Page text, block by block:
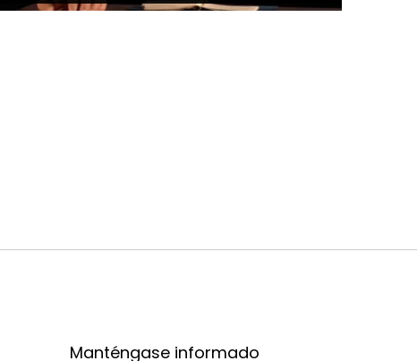
Manténgase informado